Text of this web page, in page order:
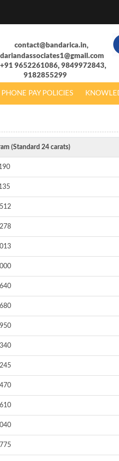
contact@bandarica.in,
9652261086, 9849972843,
9182855299
PHONE PAY POLICIES
(Standard 24 carats)